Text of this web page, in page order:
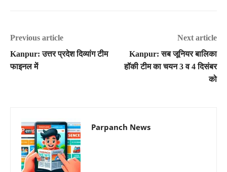
Previous article
Kanpur: उत्तर प्रदेश दिव्यांग टीम
फाइनल में
Next article
Kanpur: सब जूनियर बालिका
हॉकी टीम का चयन 3 व 4 दिसंबर
को
Parpanch News